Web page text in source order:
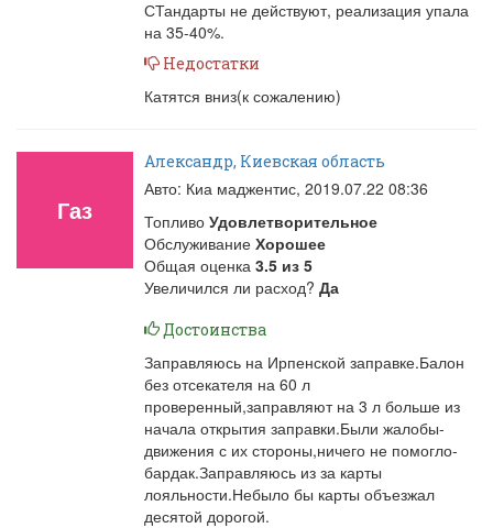
СТандарты не действуют, реализация упала
на 35-40%.
Недостатки
Катятся вниз(к сожалению)
Газ
Александр, Киевская область
Авто: Киа маджентис, 2019.07.22 08:36
Топливо Удовлетворительное
Обслуживание Хорошее
Общая оценка 3.5 из 5
Увеличился ли расход? Да
Достоинства
Заправляюсь на Ирпенской заправке.Балон
без отсекателя на 60 л
проверенный,заправляют на 3 л больше из
начала открытия заправки.Были жалобы-
движения с их стороны,ничего не помогло-
бардак.Заправляюсь из за карты
лояльности.Небыло бы карты объезжал
десятой дорогой.